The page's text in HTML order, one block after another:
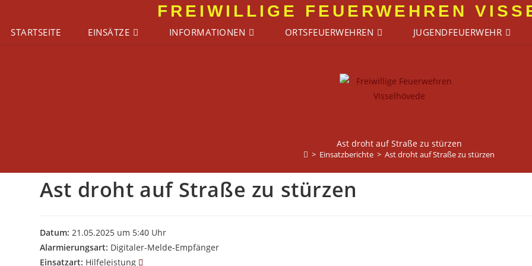
springen
FREIWILLIGE FEUERWEHREN
STARTSEITE EINSÄTZE INFORMATIONEN ORTSFEUERWEHREN JUGENDFEUERWEHR
Ast droht auf Straße zu stürzen
> Einsatzberichte > Ast droht auf Straße zu stürzen
Ast droht auf Straße zu stürzen
Datum: 21.05.2025 um 5:40 Uhr
Alarmierungsart: Digitaler-Melde-Empfänger
Einsatzart: Hilfeleistung